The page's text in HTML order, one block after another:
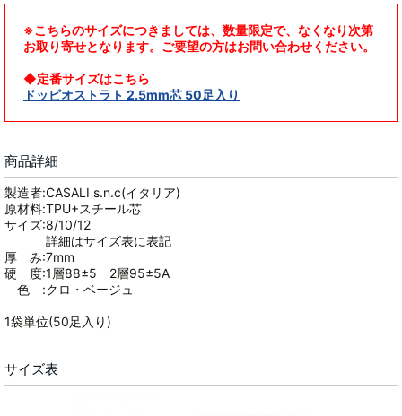
※こちらのサイズにつきましては、数量限定で、なくなり次第
お取り寄せとなります。ご要望の方はお問い合わせください。
◆定番サイズはこちら
ドッピオストラト 2.5mm芯 50足入り
商品詳細
製造者:CASALI s.n.c(イタリア)
原材料:TPU+スチール芯
サイズ:8/10/12
詳細はサイズ表に表記
厚 み:7mm
硬 度:1層88±5 2層95±5A
色 :クロ・ベージュ
1袋単位(50足入り)
サイズ表